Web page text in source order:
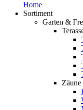
Home
Sortiment
Garten &